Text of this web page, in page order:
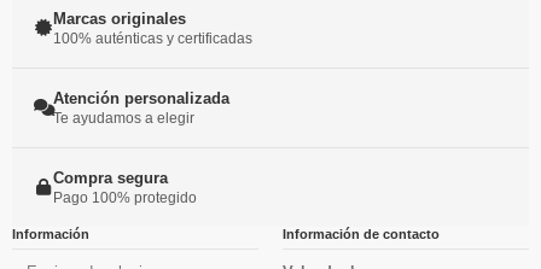
Marcas originales
100% auténticas y certificadas
Atención personalizada
Te ayudamos a elegir
Compra segura
Pago 100% protegido
Información Información de contacto